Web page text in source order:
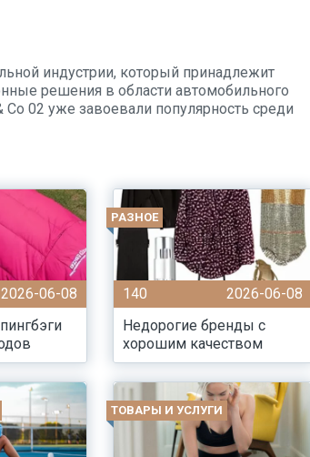
индустрии, который принадлежит
решения в области автомобильного
Co 02 уже завоевали популярность среди
2026-06-08
РАЗНОЕ
140
2026-06-08
Недорогие бренды с
хорошим качеством
ТОВАРЫ И УСЛУГИ